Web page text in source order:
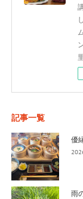
記事一覧
優
雨